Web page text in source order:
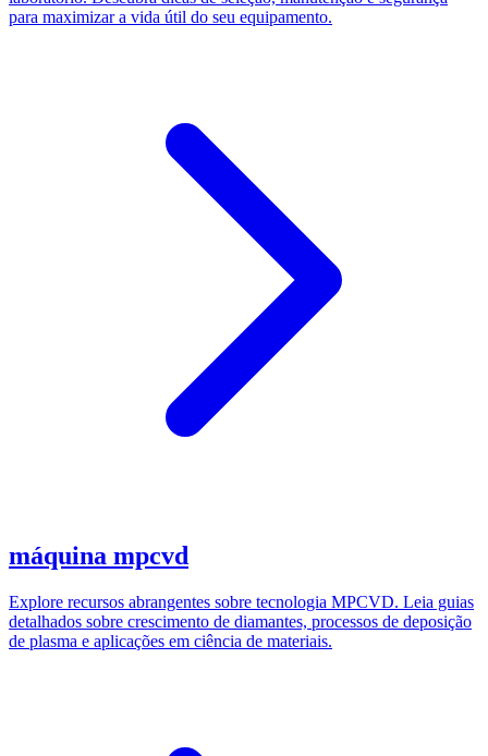
para maximizar a vida útil do seu equipamento.
máquina mpcvd
Explore recursos abrangentes sobre tecnologia MPCVD. Leia guias
detalhados sobre crescimento de diamantes, processos de deposição
de plasma e aplicações em ciência de materiais.